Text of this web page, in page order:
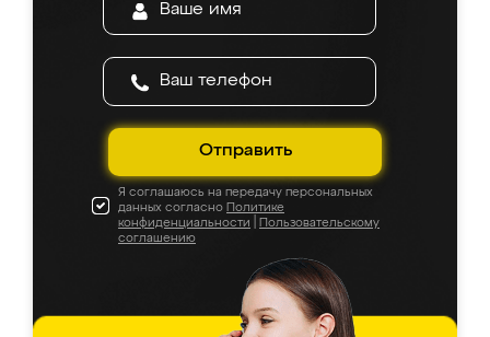
Отправить
Я соглашаюсь на передачу персональных
данных согласно Политике
конфиденциальности
Пользовательскому
соглашению